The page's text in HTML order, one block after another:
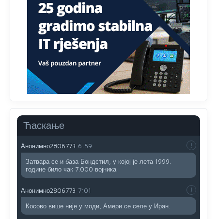
Ћаскање
Анонимно2806552
5:39
nije mujo turcin, mujo ue bendasr
Анонимно2806721 6:37
Možete sebi umisliti da je i Kosovo dio Srbije al
nije...probajte ući bezpasosa.Takoirs.Umislili ste da
ste nebeski narod
Анонимно2806773 6:56
АМЕРИКАНЦИ ДО КРАЈА ГОДИНЕ ОДЛАЗЕ СА
КОСОВА
Анонимно2806773 6:59
Затвара се и база Бондстил, у којој је лета 1999.
године било чак 7.000 војника.
Анонимно2806773 7:01
Косово више није у моди, Амери се селе у Иран.